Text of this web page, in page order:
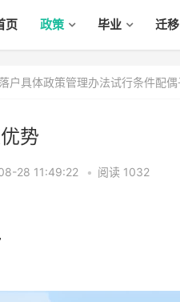
页 政策 毕业 迁移
户具体政策管理办法试行条件配
势
28 11:49:22 • 阅读 1032